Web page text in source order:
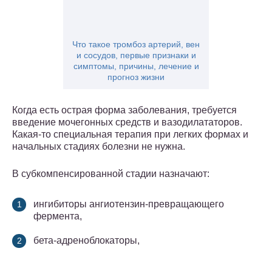
Что такое тромбоз артерий, вен
и сосудов, первые признаки и
симптомы, причины, лечение и
прогноз жизни
Когда есть острая форма заболевания, требуется
введение мочегонных средств и вазодилататоров.
Какая-то специальная терапия при легких формах и
начальных стадиях болезни не нужна.
В субкомпенсированной стадии назначают:
ингибиторы ангиотензин-превращающего
фермента,
бета-адреноблокаторы,